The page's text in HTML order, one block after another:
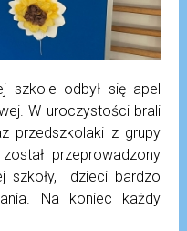
szkole odbył się apel
W uroczystości brali
przedszkolaki z grupy
przeprowadzony
szkoły, dzieci bardzo
Na koniec każdy